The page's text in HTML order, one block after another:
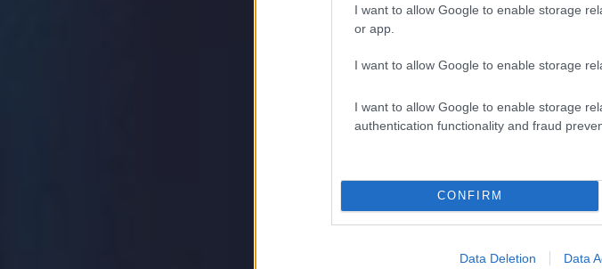
I want to allow Google to enable storage
or app.
I want to allow Google to enable storage
I want to allow Google to enable storage
authentication functionality and fraud
CONFIRM
Data Deletion Data